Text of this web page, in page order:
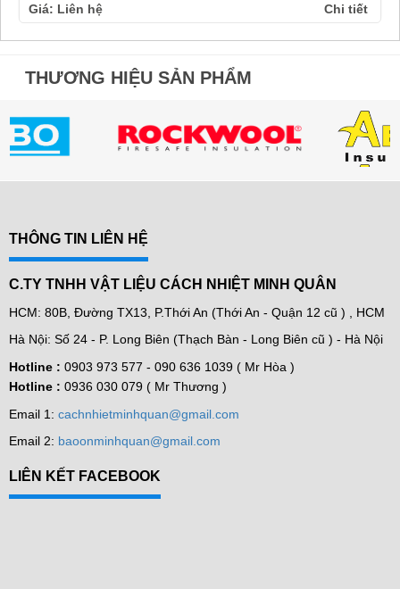
Giá: Liên hệ Chi tiết
THƯƠNG HIỆU SẢN PHẨM
THÔNG TIN LIÊN HỆ
C.TY TNHH VẬT LIỆU CÁCH NHIỆT MINH QUÂN
HCM: 80B, Đường TX13, P.Thới An (Thới An - Quận 12 cũ ) , HCM
Hà Nội: Số 24 - P. Long Biên (Thạch Bàn - Long Biên cũ ) - Hà Nội
Hotline : 0903 973 577 - 090 636 1039 ( Mr Hòa )
Hotline : 0936 030 079 ( Mr Thương )
Email 1: cachnhietminhquan@gmail.com
Email 2: baoonminhquan@gmail.com
LIÊN KẾT FACEBOOK